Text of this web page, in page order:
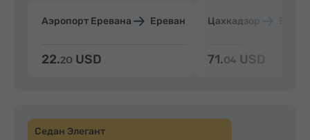
Аэропорт Еревана Ереван
22.20 USD
Цахкадзор
71.04 USD
Седан Элегант